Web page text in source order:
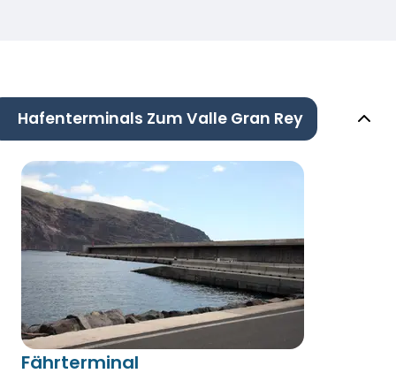
Hafenterminals Zum Valle Gran Rey
Fährterminal